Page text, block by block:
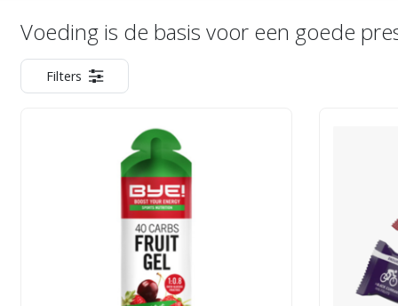
Voeding is de basis voor een goede
Filters